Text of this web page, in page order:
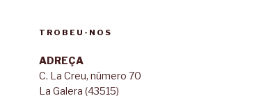
TROBEU-NOS
ADREÇA
C. La Creu, número 70
La Galera (43515)